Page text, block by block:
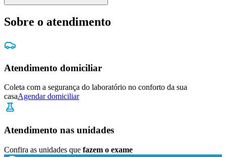
Sobre o atendimento
Atendimento domiciliar
Coleta com a segurança do laboratório no conforto da sua
casaAgendar domiciliar
Atendimento nas unidades
Confira as unidades que fazem o exame